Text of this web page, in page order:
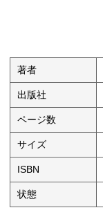
著者
出版社
ページ数
サイズ
ISBN
状態